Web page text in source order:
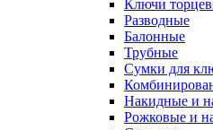
Ключи
Разводные
Балонные
Трубные
Сумки для
Накидные и
Рожковые и